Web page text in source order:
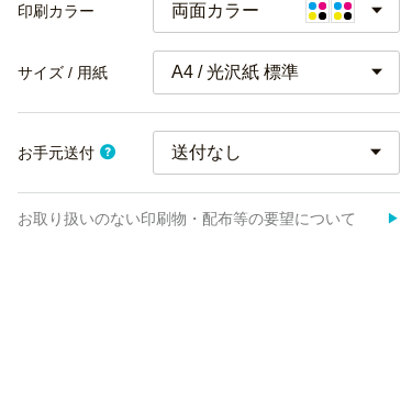
印刷カラー 両面カラー
サイズ / 用紙 A4 / 光沢紙 標準
お手元送付
お取り扱いのない印刷物・配布等の要望について ▶